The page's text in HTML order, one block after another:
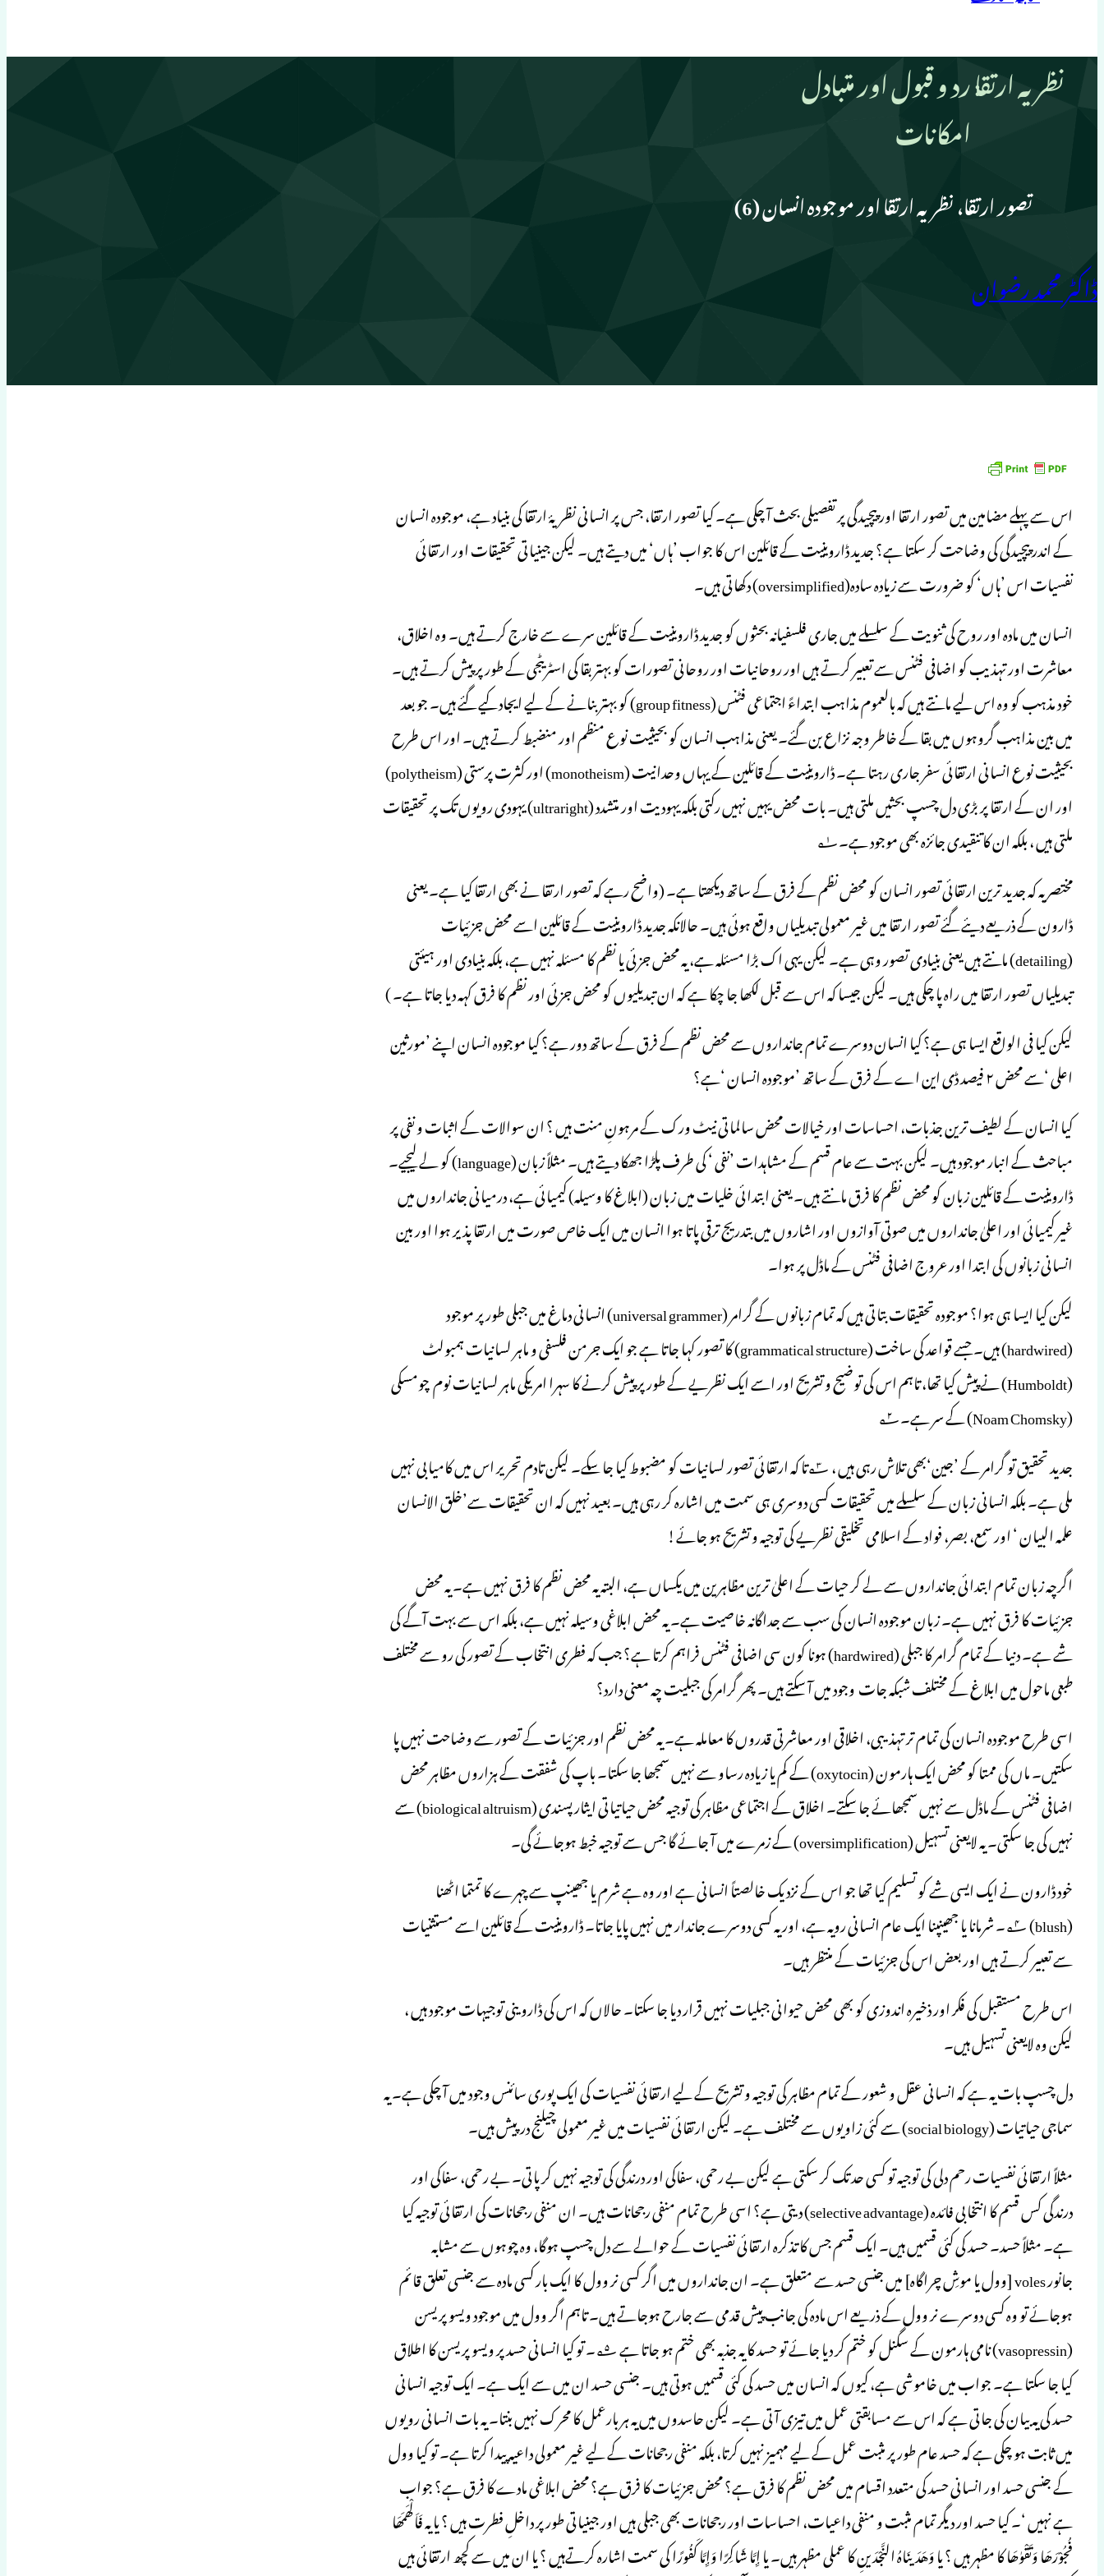
نظریہ ارتقا׃ رد و قبول اور متبادل
امکانات
تصور ارتقا، نظریہ ارتقا اور موجودہ انسان (6)
ڈاکٹر محمد رضوان
اس سے پہلے مضامین میں تصور ارتقا اور پیچیدگی پر تفصیلی بحث آ چکی ہے۔ کیا تصور ارتقا، جس پر انسانی نظریۂ ارتقا کی بنیاد ہے، موجودہ انسان
کے اندر پیچیدگی کی وضاحت کر سکتا ہے؟ جدید ڈاروینیت کے قائلین اس کا جواب ’ہاں‘ میں دیتے ہیں۔ لیکن جینیاتی تحقیقات اور ارتقائی
نفسیات اس ’ہاں‘ کو ضرورت سے زیادہ سادہ(oversimplified) دکھاتی ہیں۔
انسان میں مادہ اور روح کی ثنویت کے سلسلے میں جاری فلسفیانہ بحثوں کو جدید ڈاروینیت کے قائلین سرے سے خارج کرتے ہیں۔ وہ اخلاق،
معاشرت اور تہذیب کو اضافی فٹنس سے تعبیر کرتے ہیں اور روحانیات اور روحانی تصورات کو بہتر بقا کی اسٹریٹجی کے طور پر پیش کرتے ہیں۔
خود مذہب کو وہ اس لیے مانتے ہیں کہ بالعموم مذاہب ابتداءً اجتماعی فٹنس (group fitness) کو بہتر بنانے کے لیے ایجاد کیے گئے ہیں۔ جو بعد
میں بین مذاہب گروہوں میں بقا کے خاطر وجہ نزاع بن گئے۔ یعنی مذاہب انسان کو بحیثیت نوع منظم اور منضبط کرتے ہیں۔ اور اس طرح
بحیثیت نوع انسانی ارتقائی سفر جاری رہتا ہے۔ ڈاروینیت کے قائلین کے یہاں وحدانیت (monotheism) اور کثرت پرستی (polytheism)
اور ان کے ارتقا پر بڑی دل چسپ بحثیں ملتی ہیں۔ بات محض یہیں نہیں رکتی بلکہ یہودیت اور متشدد (ultraright) یہودی رویوں تک پر تحقیقات
ملتی ہیں ، بلکہ ان کا تنقیدی جائزہ بھی موجود ہے۔۱؂
مختصر یہ کہ جدید ترین ارتقائی تصور انسان کو محض نظم کے فرق کے ساتھ دیکھتا ہے۔ (واضح رہے کہ تصور ارتقا نے بھی ارتقا کیا ہے۔ یعنی
ڈارون کے ذریعے دیئے گئے تصور ارتقا میں غیر معمولی تبدیلیاں واقع ہوئی ہیں۔ حالانکہ جدید ڈاروینیت کے قائلین اسے محض جزئیات
(detailing) مانتے ہیں یعنی بنیادی تصور وہی ہے۔ لیکن یہی اک بڑا مسئلہ ہے، یہ محض جزئی یا نظم کا مسئلہ نہیں ہے، بلکہ بنیادی اور ہیئتی
تبدیلیاں تصور ارتقا میں راہ پا چکی ہیں۔ لیکن جیسا کہ اس سے قبل لکھا جا چکا ہے کہ ان تبدیلیوں کو محض جزئی اور نظم کا فرق کہہ دیا جاتا ہے۔ )
لیکن کیا فی الواقع ایسا ہی ہے؟ کیا انسان دوسرے تمام جانداروں سے محض نظم کے فرق کے ساتھ دور ہے؟ کیا موجودہ انسان اپنے ’مورثین
اعلی ‘سے محض ۲ فیصد ڈی این اے کے فرق کے ساتھ ’موجودہ انسان ‘ہے؟
کیا انسان کے لطیف ترین جذبات، احساسات اور خیالات محض سالماتی نیٹ ورک کے مرہونِ منت ہیں ؟ ان سوالات کے اثبات و نفی پر
مباحث کے انبار موجود ہیں۔ لیکن بہت سے عام قسم کے مشاہدات ’نفی ‘ کی طرف پلڑا جھکا دیتے ہیں۔ مثلاً زبان (language) کو لے لیجیے۔
ڈاروینیت کے قائلین زبان کو محض نظم کا فرق مانتے ہیں۔ یعنی ابتدائی خلیات میں زبان (ابلاغ کا وسیلہ) کیمیائی ہے، درمیانی جانداروں میں
غیر کیمیائی اور اعلیٰ جانداروں میں صوتی آوازوں اور اشاروں میں بتدریج ترقی پاتا ہوا انسان میں ایک خاص صورت میں ارتقا پذیر ہوا اور بین
انسانی زبانوں کی ابتدا اور عروج اضافی فٹنس کے ماڈل پر ہوا۔
لیکن کیا ایسا ہی ہوا؟ موجودہ تحقیقات بتاتی ہیں کہ تمام زبانوں کے گرامر (universal grammer) انسانی دماغ میں جبلی طور پر موجود
(hardwired) ہیں۔ جسے قواعد کی ساخت (grammatical structure) کا تصور کہا جاتا ہے جو ایک جرمن فلسفی و ماہر لسانیات ہمبولٹ
(Humboldt) نے پیش کیا تھا، تاہم اس کی توضیح و تشریح اور اسے ایک نظریے کے طور پر پیش کرنے کا سہرا امریکی ماہر لسانیات نوم چومسکی
(Noam Chomsky) کے سر ہے۔۲؂
جدید تحقیق تو گرامر کے ’جین‘بھی تلاش رہی ہیں ، ۳؂تا کہ ارتقائی تصور لسانیات کو مضبوط کیا جا سکے۔ لیکن تادم تحریر اس میں کامیابی نہیں
ملی ہے۔ بلکہ انسانی زبان کے سلسلے میں تحقیقات کسی دوسری ہی سمت میں اشارہ کر رہی ہیں۔ بعید نہیں کہ ان تحقیقات سے’خلق الانسان
علمہ البیان ‘ اور سمع، بصر، فواد کے اسلامی تخلیقی نظریے کی توجیہ و تشریح ہو جائے!
اگرچہ زبان تمام ابتدائی جانداروں سے لے کر حیات کے اعلیٰ ترین مظاہرین میں یکساں ہے، البتہ یہ محض نظم کا فرق نہیں ہے۔ یہ محض
جزئیات کا فرق نہیں ہے۔ زبان موجودہ انسان کی سب سے جداگانہ خاصیت ہے۔ یہ محض ابلاغی وسیلہ نہیں ہے، بلکہ اس سے بہت آگے کی
شے ہے۔ دنیا کے تمام گرامر کا جبلی (hardwired) ہونا کون سی اضافی فٹنس فراہم کرتا ہے؟ جب کہ فطری انتخاب کے تصور کی رو سے مختلف
طبعی ماحول میں ابلاغ کے مختلف شبکہ جات وجود میں آ سکتے ہیں۔ پھر گرامر کی جبلیت چہ معنی دارد؟
اسی طرح موجودہ انسان کی تمام تر تہذیبی، اخلاقی اور معاشرتی قدروں کا معاملہ ہے۔ یہ محض نظم اور جزئیات کے تصور سے وضاحت نہیں پا
سکتیں۔ ماں کی ممتا کو محض ایک ہارمون (oxytocin) کے کم یا زیادہ رساو سے نہیں سمجھا جا سکتا۔ باپ کی شفقت کے ہزاروں مظاہر محض
اضافی فٹنس کے ماڈل سے نہیں سمجھائے جا سکتے۔ اخلاق کے اجتماعی مظاہر کی توجیہ محض حیاتیاتی ایثار پسندی (biological altruism) سے
نہیں کی جا سکتی۔ یہ لایعنی تسہیل (oversimplification) کے زمرے میں آ جائے گا جس سے توجیہ خبط ہوجائے گی۔
خود ڈارون نے ایک ایسی شے کو تسلیم کیا تھا جو اس کے نزدیک خالصتاً انسانی ہے اور وہ ہے شرم یا جھینپ سے چہرے کا تمتما اٹھنا
(blush) ۴؂۔ شرمانا یا جھینپنا ایک عام انسانی رویہ ہے، اور یہ کسی دوسرے جاندار میں نہیں پایا جاتا۔ ڈاروینیت کے قائلین اسے مستثنیات
سے تعبیر کرتے ہیں اور بعض اس کی جزئیات کے منتظر ہیں۔
اس طرح مستقبل کی فکر اور ذخیرہ اندوزی کو بھی محض حیوانی جبلیات نہیں قرار دیا جا سکتا۔ حالاں کہ اس کی ڈاروینی توجیہات موجود ہیں ،
لیکن وہ لایعنی تسہیل ہیں۔
دل چسپ بات یہ ہے کہ انسانی عقل و شعور کے تمام مظاہر کی توجیہ و تشریح کے لیے ارتقائی نفسیات کی ایک پوری سائنس وجود میں آ چکی ہے۔ یہ
سماجی حیاتیات (social biology) سے کئی زاویوں سے مختلف ہے۔ لیکن ارتقائی نفسیات میں غیر معمولی چیلنج درپیش ہیں۔
مثلاً ارتقائی نفسیات رحم دلی کی توجیہ تو کسی حد تک کر سکتی ہے لیکن بے رحمی، سفاکی اور درندگی کی توجیہ نہیں کر پاتی۔ بے رحمی، سفاکی اور
درندگی کس قسم کا انتخابی فائدہ (selective advantage) دیتی ہے؟ اسی طرح تمام منفی رجحانات ہیں۔ ان منفی رجحانات کی ارتقائی توجیہ کیا
ہے۔ مثلاً حسد۔ حسد کی کئی قسمیں ہیں۔ ایک قسم جس کا تذکرہ ارتقائی نفسیات کے حوالے سے دل چسپ ہوگا، وہ چوہوں سے مشابہ
جانور voles [وول یا موشِ چراگاہ] میں جنسی حسد سے متعلق ہے۔ ان جانداروں میں اگر کسی نر وول کا ایک بار کسی مادہ سے جنسی تعلق قائم
ہوجائے تو وہ کسی دوسرے نر وول کے ذریعے اس مادہ کی جانب پیش قدمی سے جارح ہوجاتے ہیں۔ تاہم اگر وول میں موجود ویسو پریسن
(vasopressin) نامی ہارمون کے سگنل کو ختم کر دیا جائے تو حسد کا یہ جذبہ بھی ختم ہو جاتا ہے ۵؂۔ تو کیا انسانی حسد پر ویسو پریسن کا اطلاق
کیا جا سکتا ہے۔ جواب میں خاموشی ہے، کیوں کہ انسان میں حسد کی کئی قسمیں ہوتی ہیں۔ جنسی حسد ان میں سے ایک ہے۔ ایک توجیہ انسانی
حسد کی یہ بیان کی جاتی ہے کہ اس سے مسابقتی عمل میں تیزی آتی ہے۔ لیکن حاسدوں میں یہ ہر بارعمل کا محرک نہیں بنتا۔ یہ بات انسانی رویوں
میں ثابت ہو چکی ہے کہ حسد عام طور پر مثبت عمل کے لیے مہمیز نہیں کرتا، بلکہ منفی رجحانات کے لیے غیر معمولی داعیہ پیدا کرتا ہے۔ تو کیا وول
کے جنسی حسد اور انسانی حسد کی متعدد اقسام میں محض نظم کا فرق ہے؟ محض جزئیات کا فرق ہے؟ محض ابلاغی مادے کا فرق ہے؟ جواب
ہے نہیں ‘۔ کیا حسد اور دیگر تمام مثبت و منفی داعیات، احساسات اور رجحانات بھی جبلی ہیں اور جینیاتی طور پر داخلِ فطرت ہیں ؟ یا یہ فَاَلْھَمَھَا
فُجُوْرَھَا وَتَقْوٰھَا کا مظہر ہیں ؟ یا وَهَدَینَاهُ النَّجْدَینِ کا عملی مظہر ہیں۔ یا إِمَّا شَاكِرًا وَإِمَّا كَفُورًا کی سمت اشارہ کرتےہیں ؟ یا ان میں سے کچھ ارتقائی ہیں